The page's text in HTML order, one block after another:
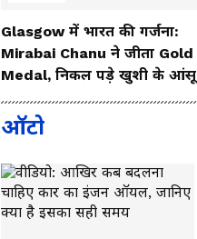
Glasgow में भारत की गर्जना:
Mirabai Chanu ने जीता Gold
Medal, निकल पड़े खुशी के आंसू
ऑटो